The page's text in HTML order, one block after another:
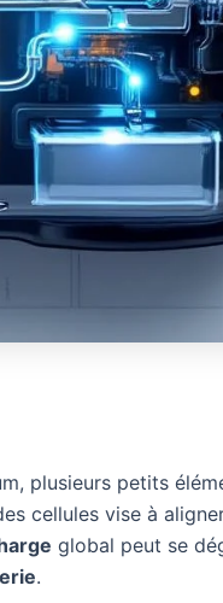
plusieurs petits
cellules vise à
global peut se
.